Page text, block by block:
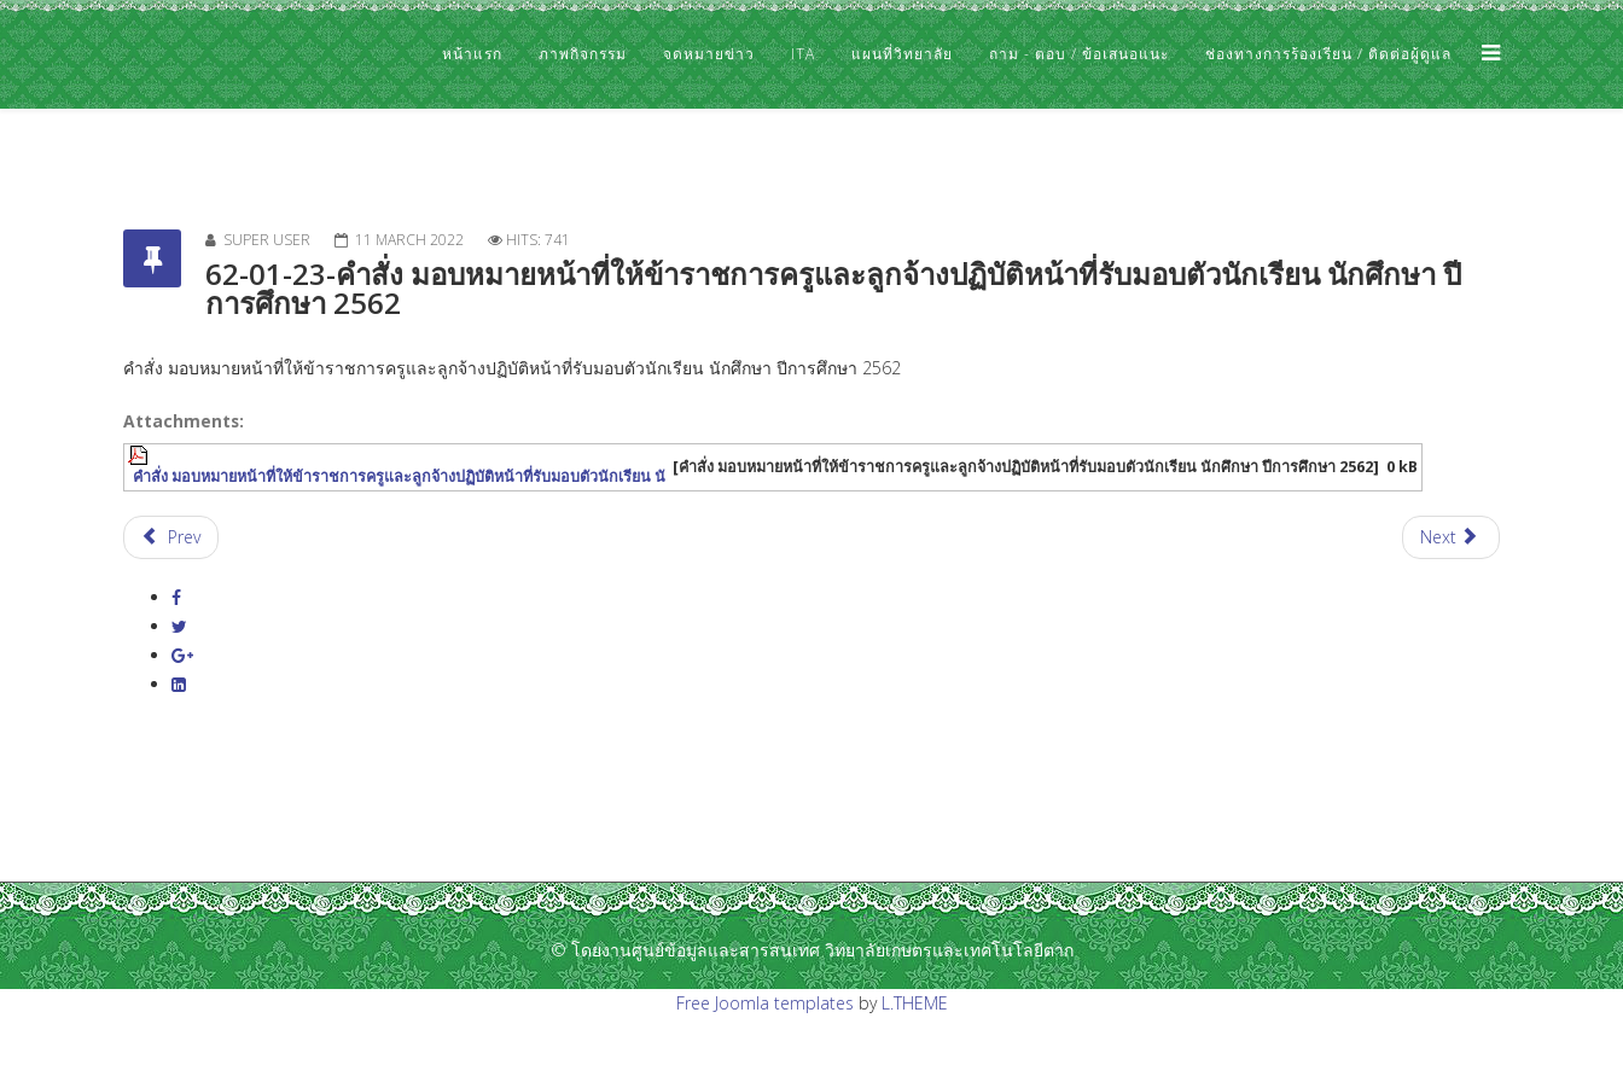
หน้าแรก ภาพกิจกรรม จดหมายข่าว ITA แผนที่วิทยาลัย ถาม - ตอบ / ข้อเสนอแนะ ช่องทางการร้องเรียน / ติดต่อผู้ดูแล
SUPER USER 11 MARCH 2022 HITS: 741
62-01-23-คำสั่ง มอบหมายหน้าที่ให้ข้าราชการครูและลูกจ้างปฏิบัติหน้าที่รับมอบตัวนักเรียน นักศึกษา ปี
การศึกษา 2562
คำสั่ง มอบหมายหน้าที่ให้ข้าราชการครูและลูกจ้างปฏิบัติหน้าที่รับมอบตัวนักเรียน นักศึกษา ปีการศึกษา 2562
Attachments:
คำสั่ง มอบหมายหน้าที่ให้ข้าราชการครูและลูกจ้างปฏิบัติหน้าที่รับมอบตัวนักเรียน นั [คำสั่ง มอบหมายหน้าที่ให้ข้าราชการครูและลูกจ้างปฏิบัติหน้าที่รับมอบตัวนักเรียน นักศึกษา ปีการศึกษา 2562] 0 kB
Prev Next
© โดยงานศูนย์ข้อมูลและสารสนเทศ วิทยาลัยเกษตรและเทคโนโลยีตาก
Free Joomla templates by L.THEME